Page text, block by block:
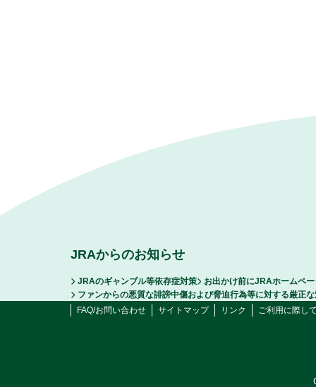
JRAからのお知らせ
JRAのギャンブル等依存症対策
お出かけ前にJRAホームペ
ファンからの悪質な誹謗中傷および脅迫行為等に対する厳正
FAQ/お問い合わせ
サイトマップ リンク ご利用に際し